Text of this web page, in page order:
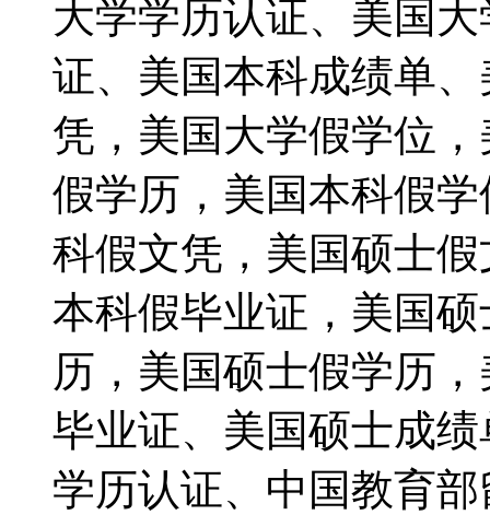
大学学历认证、美国
证、美国本科成绩单
凭，美国大学假学位
假学历，美国本科假
科假文凭，美国硕士假
本科假毕业证，美国
历，美国硕士假学历
毕业证、美国硕士成
学历认证、中国教育